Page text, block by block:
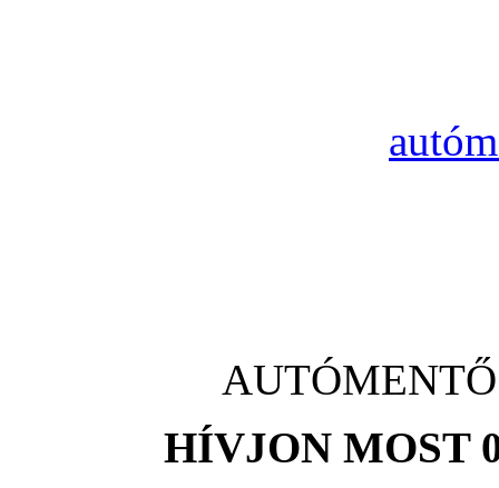
AUTÓMENTŐ
HÍVJON MOST